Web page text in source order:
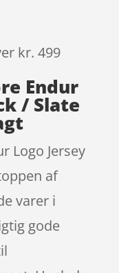
kr. 499
Endur
/ Slate
Logo Jersey
af
varer i
gode